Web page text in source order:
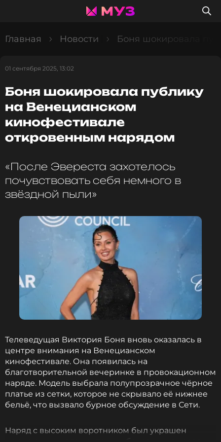
Главная Новости Боня шокировала
01 сентября 2025, 13:02
Боня шокировала публику
на Венецианском
кинофестивале
откровенным нарядом
«После Эвереста захотелось
почувствовать себя немного в
звёздной пыли»
Телеведущая Виктория Боня вновь оказалась в
центре внимания на Венецианском
кинофестивале. Она появилась на
благотворительной вечеринке в провокационном
наряде. Модель выбрала полупрозрачное чёрное
платье из сетки, которое не скрывало её нижнее
бельё, что вызвало бурное обсуждение в Сети.
Наряд с высоким воротником был украшен